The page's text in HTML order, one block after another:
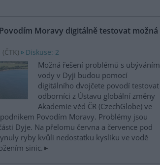
Moravy digitálně testovat možná
(ČTK) Diskuse: 2
Možná řešení problémů s ubýváním
vody v Dyji budou pomocí
digitálního dvojčete povodí testovat
odborníci z Ústavu globální změny
Akademie věd ČR (CzechGlobe) ve
Povodím Moravy. Problémy jsou
Dyje. Na přelomu června a července pod
ryby kvůli nedostatku kyslíku ve vodě
sinic.